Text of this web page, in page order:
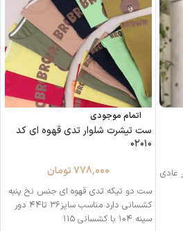
دور کمر عادی
اتمام موجودی
ست تیشرت شلوار تدی قهوه ای کد
۰۲۰۱۰
778,000تومان
ست دو تیکه تدی قهوه ای جنس نخ پنبه
کشسانی دارد مناسب سایز۳۶ تا۴۴ دور
سینه ۱۰۴ با کشسانی ۱۱۵